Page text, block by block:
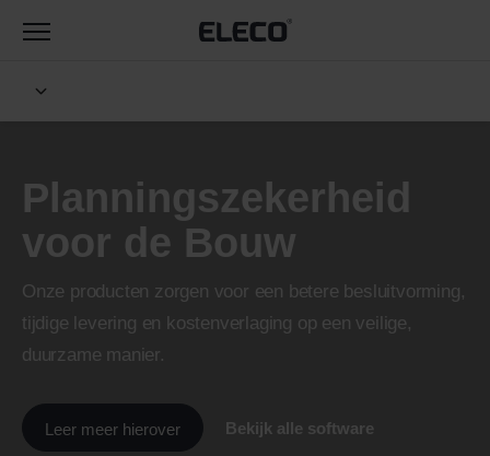
Planningszekerheid
voor de Bouw
Onze producten zorgen voor een betere besluitvorming,
tijdige levering en kostenverlaging op een veilige,
duurzame manier.
Leer meer hierover Bekijk alle software
Toggle